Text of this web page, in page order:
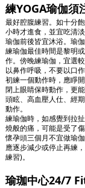
練YOGA瑜伽須
最好腔腹練習。如十分
小時才進食，並宜吃清淡
瑜伽前後皆宜沐浴。瑜
練瑜伽最佳時間是黎明
作。傍晚練瑜伽，宜選
以鼻作呼吸，不要以口作
初練一個動作時，應睜
閉上眼睛保時動作，更
頭眩、高血壓人仕、經
動作。
練瑜伽時，如感覺到拉
燒般的痛，可能是受了
懷孕頭三個月不宜做瑜
應逐步減少或停止再練
練習)。
瑜珈中心24/7